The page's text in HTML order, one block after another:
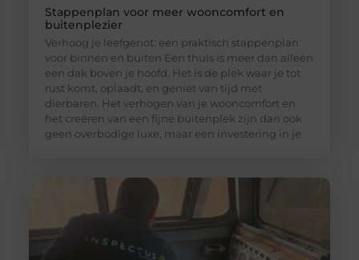
Stappenplan voor meer wooncomfort en
buitenplezier
Verhoog je leefgenot: een praktisch stappenplan
voor binnen en buiten Een thuis is meer dan alleen
een dak boven je hoofd. Het is de plek waar je tot
rust komt, oplaadt, en geniet van tijd met
dierbaren. Het verhogen van je wooncomfort en
het creëren van een fijne buitenplek zijn dan ook
geen overbodige luxe, maar een investering in je